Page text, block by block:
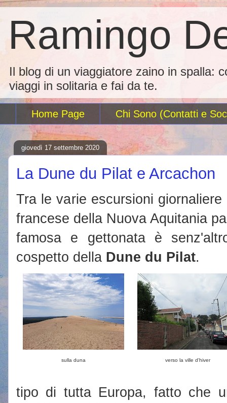
Ramingo
Il blog di un viaggiatore zaino in spalla:
viaggi in solitaria e fai da te.
Home Page Chi Sono (Contatti e
giovedì 17 settembre 2020
La Dune du Pilat e Arcachon
Tra le varie escursioni
francese della Nuova Aquitania
famosa e gettonata è
cospetto della Dune du Pilat.
sulla duna verso la ville d'hiver
tipo di tutta Europa, fatto che